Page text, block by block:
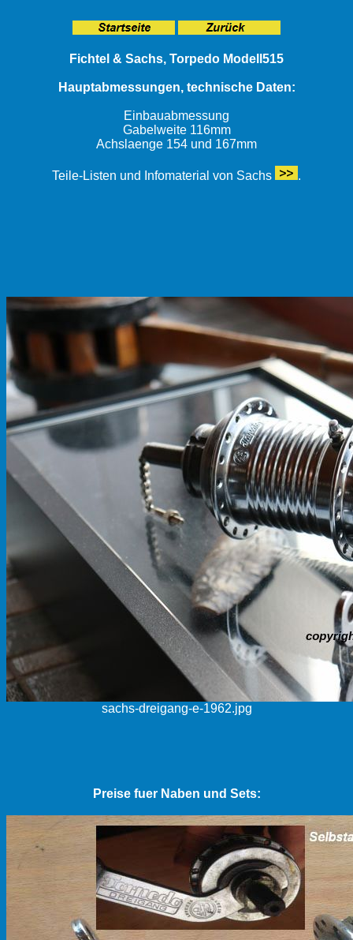
Fichtel & Sachs, Torpedo Modell515
Hauptabmessungen, technische Daten:
Einbauabmessung
Gabelweite 116mm
Achslaenge 154 und 167mm
Teile-Listen und Infomaterial von Sachs .
sachs-dreigang-e-1962.jpg
Preise fuer Naben und Sets: